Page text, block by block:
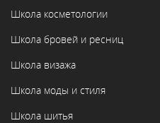
Школа косметологии
Школа бровей и ресниц
Школа визажа
Школа моды и стиля
Школа шитья